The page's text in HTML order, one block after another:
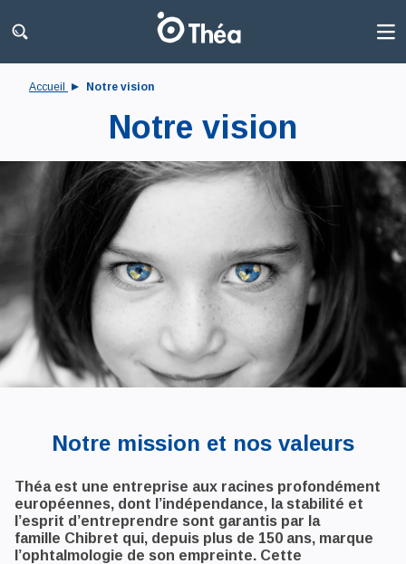
Accueil Notre vision
Notre vision
Notre mission et nos valeurs
Théa est une entreprise aux racines profondément
européennes, dont l’indépendance, la stabilité et
l’esprit d’entreprendre sont garantis par la
famille Chibret qui, depuis plus de 150 ans, marque
l’ophtalmologie de son empreinte. Cette